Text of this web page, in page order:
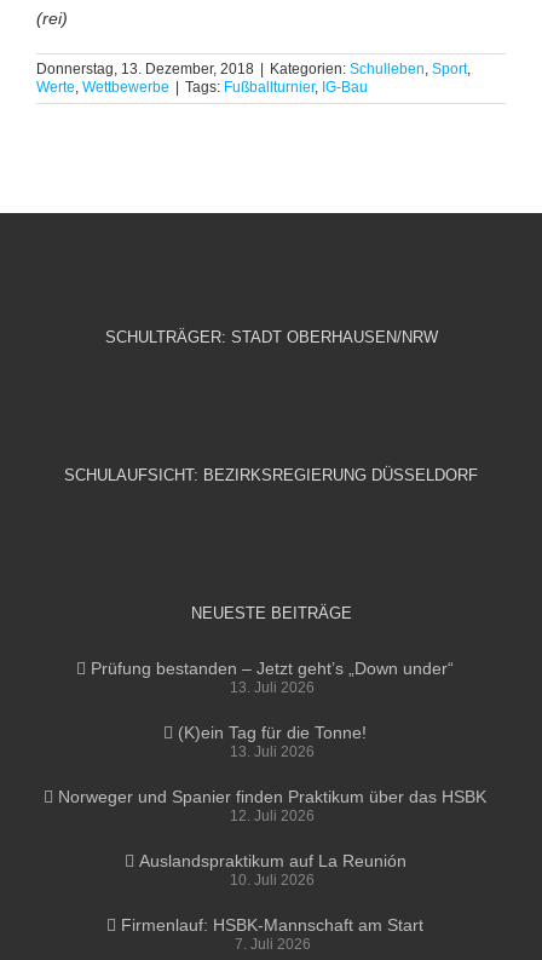
(rei)
Donnerstag, 13. Dezember, 2018 Kategorien: Schulleben, Sport,
Werte, Wettbewerbe Tags: Fußballturnier, IG-Bau
SCHULTRÄGER: STADT OBERHAUSEN/NRW
SCHULAUFSICHT: BEZIRKSREGIERUNG DÜSSELDORF
NEUESTE BEITRÄGE
Prüfung bestanden – Jetzt geht’s „Down under“
13. Juli 2026
(K)ein Tag für die Tonne!
13. Juli 2026
Norweger und Spanier finden Praktikum über das HSBK
12. Juli 2026
Auslandspraktikum auf La Reunión
10. Juli 2026
Firmenlauf: HSBK-Mannschaft am Start
7. Juli 2026